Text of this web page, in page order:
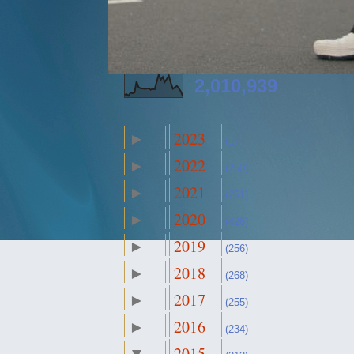
2,010,939
► 2023 (1)
► 2022 (250)
► 2021 (261)
► 2020 (426)
► 2019 (256)
► 2018 (268)
► 2017 (255)
► 2016 (234)